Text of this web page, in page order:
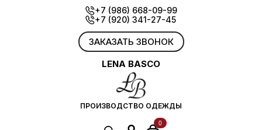
+7 (986) 668-09-99
+7 (920) 341-27-45
ЗАКАЗАТЬ ЗВОНОК
LENA BASCO
ПРОИЗВОДСТВО ОДЕЖДЫ
0